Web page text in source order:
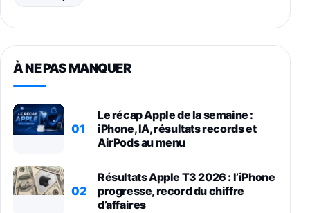
À NE PAS MANQUER
01
Le récap Apple de la semaine :
iPhone, IA, résultats records et
AirPods au menu
02
Résultats Apple T3 2026 : l’iPhone
progresse, record du chiffre
d’affaires